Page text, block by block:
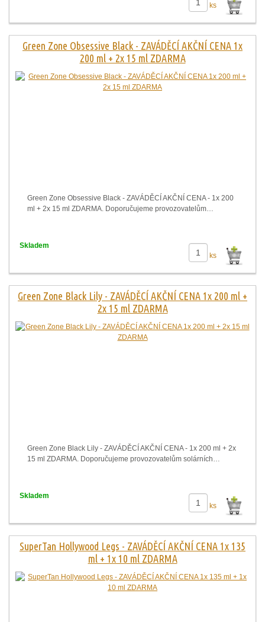
ks
Green Zone Obsessive Black - ZAVÁDĚCÍ AKČNÍ CENA 1x
200 ml + 2x 15 ml ZDARMA
Green Zone Obsessive Black - ZAVÁDĚCÍ AKČNÍ CENA - 1x 200
ml + 2x 15 ml ZDARMA. Doporučujeme provozovatelům…
ks
Skladem
Green Zone Black Lily - ZAVÁDĚCÍ AKČNÍ CENA 1x 200 ml +
2x 15 ml ZDARMA
Green Zone Black Lily - ZAVÁDĚCÍ AKČNÍ CENA - 1x 200 ml + 2x
15 ml ZDARMA. Doporučujeme provozovatelům solárních…
ks
Skladem
SuperTan Hollywood Legs - ZAVÁDĚCÍ AKČNÍ CENA 1x 135
ml + 1x 10 ml ZDARMA